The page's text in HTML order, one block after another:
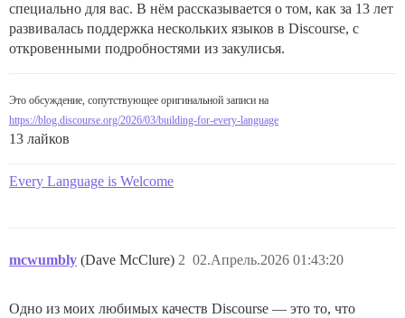
специально для вас. В нём рассказывается о том, как за 13 лет
развивалась поддержка нескольких языков в Discourse, с
откровенными подробностями из закулисья.
Это обсуждение, сопутствующее оригинальной записи на
https://blog.discourse.org/2026/03/building-for-every-language
13 лайков
Every Language is Welcome
mcwumbly (Dave McClure) 02.Апрель.2026 01:43:20
2
Одно из моих любимых качеств Discourse — это то, что